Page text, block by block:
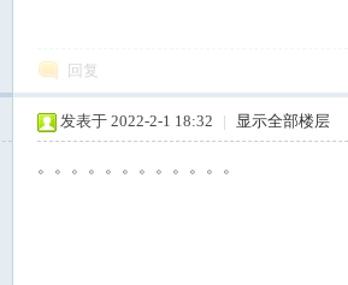
回复
发表于 2022-2-1 18:32 | 显示全部楼层
。。。。。。。。。。。。